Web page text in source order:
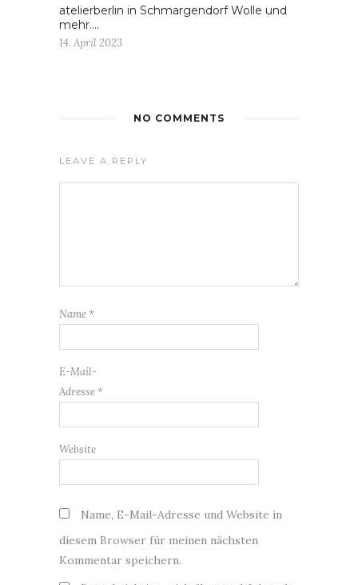
atelierberlin in Schmargendorf Wolle und
mehr….
14. April 2023
NO COMMENTS
LEAVE A REPLY
Name *
E-Mail-
Adresse *
Website
Name, E-Mail-Adresse und Website in
diesem Browser für meinen nächsten
Kommentar speichern.